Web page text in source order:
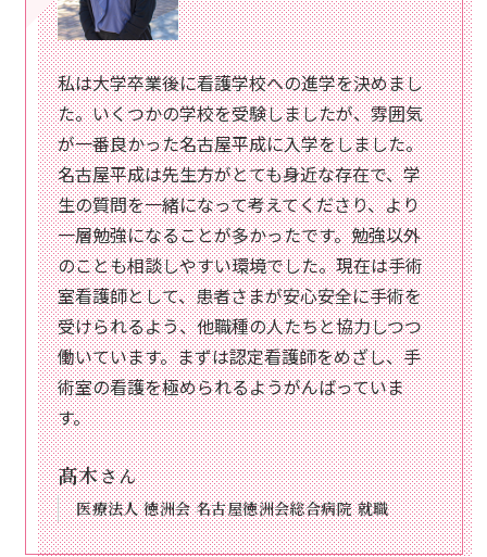
私は大学卒業後に看護学校への進学を決めまし
た。いくつかの学校を受験しましたが、雰囲気
が一番良かった名古屋平成に入学をしました。
名古屋平成は先生方がとても身近な存在で、学
生の質問を一緒になって考えてくださり、より
一層勉強になることが多かったです。勉強以外
のことも相談しやすい環境でした。現在は手術
室看護師として、患者さまが安心安全に手術を
受けられるよう、他職種の人たちと協力しつつ
働いています。まずは認定看護師をめざし、手
術室の看護を極められるようがんばっていま
す。
髙木さん
医療法人 徳洲会 名古屋徳洲会総合病院 就職